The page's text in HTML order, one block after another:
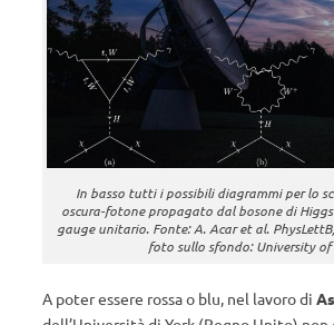
In basso tutti i possibili diagrammi per lo
oscura-fotone propagato dal bosone di
gauge unitario. Fonte: A. Acar et al.
foto sullo sfondo: University of
A poter essere rossa o blu, nel lavoro di